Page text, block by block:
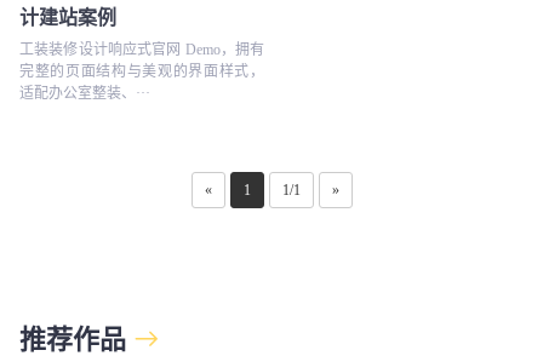
计建站案例
工装装修设计响应式官网 Demo，拥有
完整的页面结构与美观的界面样式，
适配办公室整装、···
« 1 1/1 »
推荐作品